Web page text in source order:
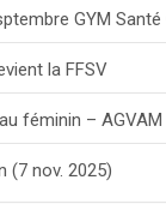
GYM
la FFSV
féminin –
(7 nov. 2025)